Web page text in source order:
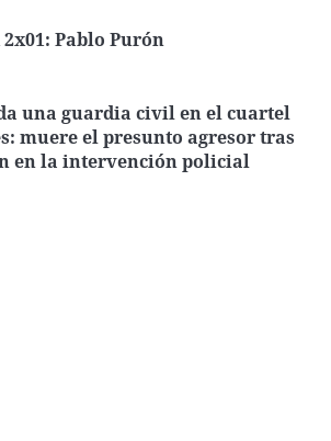
Pablo Purón
una guardia civil en el cuartel
muere el presunto agresor tras
en la intervención policial